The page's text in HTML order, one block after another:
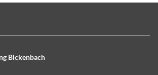
Bickenbach